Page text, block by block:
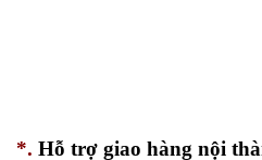
*. Hỗ trợ giao hàng nội